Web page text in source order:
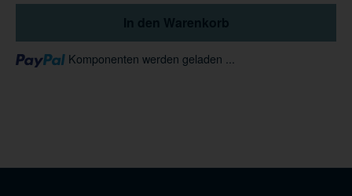
Loading... Komponenten werden geladen ...